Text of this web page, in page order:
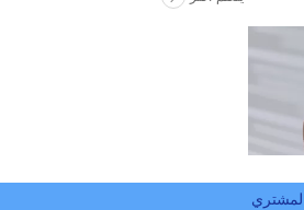
لمشتري